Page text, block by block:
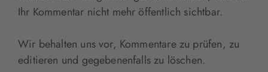
Ihr Kommentar nicht mehr öffentlich sichtbar.
Wir behalten uns vor, Kommentare zu prüfen, zu
editieren und gegebenenfalls zu löschen.